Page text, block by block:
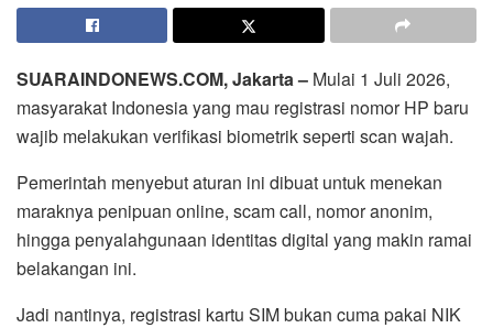
SUARAINDONEWS.COM, Jakarta – Mulai 1 Juli 2026,
masyarakat Indonesia yang mau registrasi nomor HP baru
wajib melakukan verifikasi biometrik seperti scan wajah.
Pemerintah menyebut aturan ini dibuat untuk menekan
maraknya penipuan online, scam call, nomor anonim,
hingga penyalahgunaan identitas digital yang makin ramai
belakangan ini.
Jadi nantinya, registrasi kartu SIM bukan cuma pakai NIK